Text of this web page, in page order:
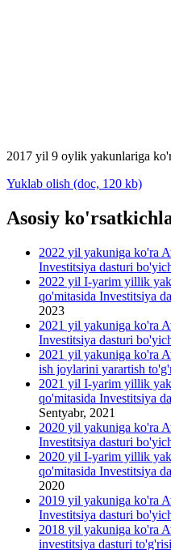
2017 yil 9 oylik yakunlariga
Yuklab olish (doc, 120 kb)
Asosiy
2022 yil yakuniga ko'ra
Investitsiya dasturi
2022 yil I-yarim yillik
qo'mitasida Investitsiya
2023
2021 yil yakuniga ko'ra
Investitsiya dasturi
2021 yil yakuniga ko'ra
ish joylarini yarartish
2021 yil I-yarim yillik
qo'mitasida Investitsiya
Sentyabr, 2021
2020 yil yakuniga ko'ra
Investitsiya dasturi
2020 yil I-yarim yillik
qo'mitasida Investitsiya
2020
2019 yil yakuniga ko'ra
Investitsiya dasturi
2018 yil yakuniga ko'ra
investitsiya dasturi